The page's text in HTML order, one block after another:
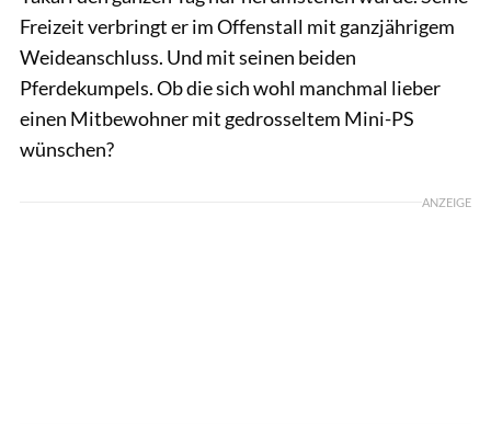
Freizeit verbringt er im Offenstall mit ganzjährigem
Weideanschluss. Und mit seinen beiden
Pferdekumpels. Ob die sich wohl manchmal lieber
einen Mitbewohner mit gedrosseltem Mini-PS
wünschen?
ANZEIGE